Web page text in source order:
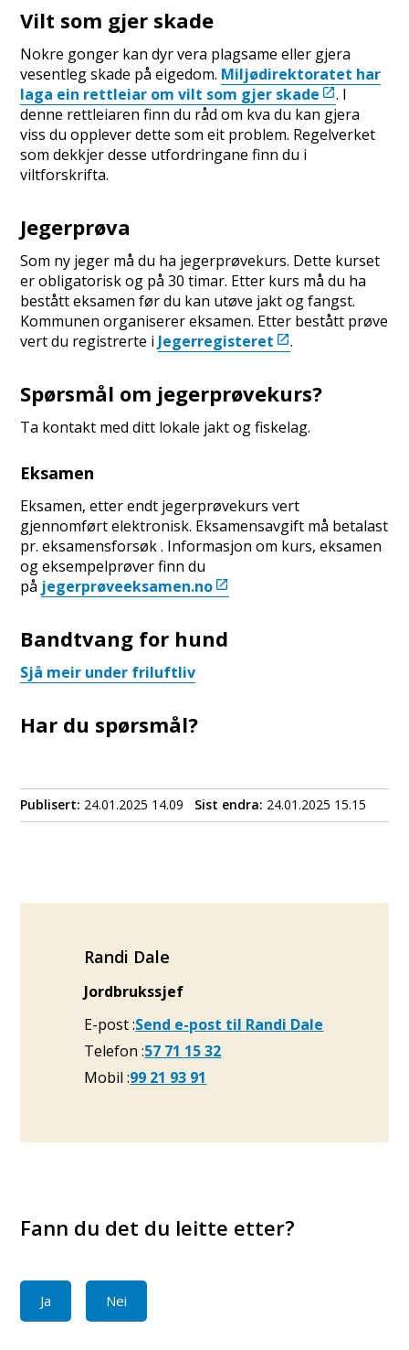
Vilt som gjer skade
Nokre gonger kan dyr vera plagsame eller gjera
vesentleg skade på eigedom. Miljødirektoratet har
laga ein rettleiar om vilt som gjer skade
. I
denne rettleiaren finn du råd om kva du kan gjera
viss du opplever dette som eit problem. Regelverket
som dekkjer desse utfordringane finn du i
viltforskrifta.
Jegerprøva
Som ny jeger må du ha jegerprøvekurs. Dette kurset
er obligatorisk og på 30 timar. Etter kurs må du ha
bestått eksamen før du kan utøve jakt og fangst.
Kommunen organiserer eksamen. Etter bestått prøve
vert du registrerte i Jegerregisteret .
Spørsmål om jegerprøvekurs?
Ta kontakt med ditt lokale jakt og fiskelag.
Eksamen
Eksamen, etter endt jegerprøvekurs vert
gjennomført elektronisk. Eksamensavgift må betalast
pr. eksamensforsøk . Informasjon om kurs, eksamen
og eksempelprøver finn du
på jegerprøveeksamen.no
Bandtvang for hund
Sjå meir under friluftliv
Har du spørsmål?
Publisert 24.01.2025 14.09 Sist endra 24.01.2025 15.15
Randi Dale
Jordbrukssjef
E-postSend e-post til Randi Dale
Telefon57 71 15 32
Mobil99 21 93 91
Fann du det du leitte etter?
Ja Nei